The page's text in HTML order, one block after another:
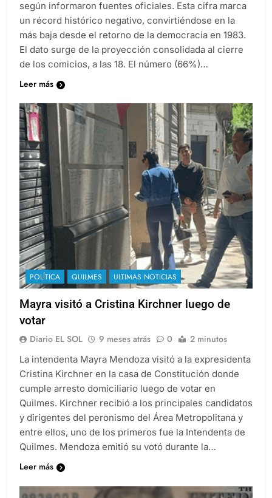
según informaron fuentes oficiales. Esta cifra marca
un récord histórico negativo, convirtiéndose en la
más baja desde el retorno de la democracia en 1983.
El dato surge de la proyección consolidada al cierre
de los comicios, a las 18. El número (66%)…
Leer más
POLÍTICA QUILMES ULTIMAS NOTICIAS
Mayra visitó a Cristina Kirchner luego de
votar
Diario EL SOL 9 meses atrás 0 2 minutos
La intendenta Mayra Mendoza visitó a la expresidenta
Cristina Kirchner en la casa de Constitución donde
cumple arresto domiciliario luego de votar en
Quilmes. Kirchner recibió a los principales candidatos
y dirigentes del peronismo del Área Metropolitana y
entre ellos, uno de los primeros fue la Intendenta de
Quilmes. Mendoza emitió su votó durante la…
Leer más